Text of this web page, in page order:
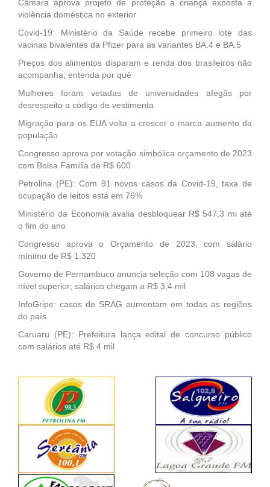
Câmara aprova projeto de proteção a criança exposta a
violência doméstica no exterior
Covid-19: Ministério da Saúde recebe primeiro lote das
vacinas bivalentes da Pfizer para as variantes BA.4 e BA.5
Preços dos alimentos disparam e renda dos brasileiros não
acompanha; entenda por quê
Mulheres foram vetadas de universidades afegãs por
desrespeito a código de vestimenta
Migração para os EUA volta a crescer e marca aumento da
população
Congresso aprova por votação simbólica orçamento de 2023
com Bolsa Família de R$ 600
Petrolina (PE): Com 91 novos casos da Covid-19, taxa de
ocupação de leitos está em 76%
Ministério da Economia avalia desbloquear R$ 547,3 mi até
o fim do ano
Congresso aprova o Orçamento de 2023, com salário
mínimo de R$ 1.320
Governo de Pernambuco anuncia seleção com 108 vagas de
nível superior; salários chegam a R$ 3,4 mil
InfoGripe: casos de SRAG aumentam em todas as regiões
do país
Caruaru (PE): Prefeitura lança edital de concurso público
com salários até R$ 4 mil